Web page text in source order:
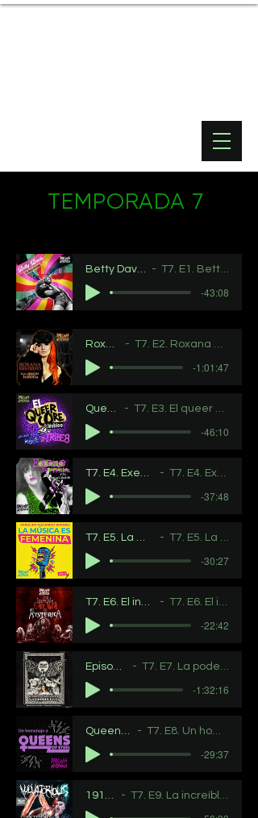
TEMPORADA 7
Betty Davis: la diosa del funk T7. E1. Betty Davis: la diosa del funk
-43:08
Roxana Restrepo T7. E2. Roxana Restrepo: toda mujer es una historia
-1:01:47
Queer core T7. E3. El queer core lésbico de Lo
-46:10
T7. E4. Exene Cervenka y la genialidad de X T7. E4. Exene Cervenka y la genialidad de X
-37:48
T7. E5. La música es femenina. Karolina Guajardo T7. E5. La música es femenina. Karolina Guajardo
-30:27
T7. E6. El increíble heavy metal de Hysterica T7. E6. El increíble heavy metal de Hysterica
-22:42
Episodio SBmezclalow T7. E7. La poderosa ilustración de Subhuman being
-1:32:16
Queens of steel_mezcla T7. E8. Un homenaje a Queens of steel webzine
-29:37
191by-9dm1r T7. E9. La increíble Ditte Krøyer de Vulvatorious